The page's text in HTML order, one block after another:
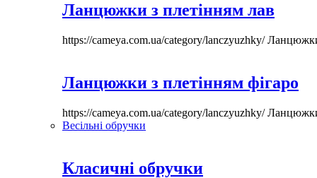
Ланцюжки з плетінням лав
https://cameya.com.ua/category/lanczyuzhky/
Ланцюжки з плетінням фігаро
https://cameya.com.ua/category/lanczyuzhky/
Весільні обручки
Класичні обручки